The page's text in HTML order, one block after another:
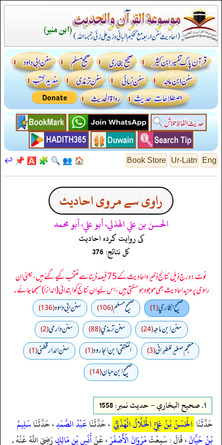
Eng
Ur-Latn
Book Store
🏠
👥
🔍
🧩
🅰️
📌
↩️
راوی سے مروی احادیث
الحسن بن علي الهذلي، أبو علي، أبو محمد
کی روایت کردہ احادیث
کل نتائج: 376
نوٹ: درج ذیل نتائج ذخیرہ احادیث کے 75 فیصد ڈیٹا سے منتخب کیے گئے ہیں، یعنی ان
راوی پر مزید احادیث بھی موجود ہو سکتی ہیں، اس لیے ان نتائج کو ابتدائی (اندازاً) سمجھا جائے۔
صحيح البخاري(1) صحيح مسلم(106) سنن ابي داود(136)
سنن ابن ماجه(24) سنن ترمذي(88) سنن دارمي(2)
معجم صغير للطبراني(3) المنتقى ابن الجارود(1) سنن الدارقطني(1)
صحیح ابن حبان(14)
1. صحيح البخاري - حدیث نمبر: 1558
حَدَّثَنَا الْحَسَنُ بْنُ عَلِيٍّ الْخَلَّالُ الْهُذَلِيُّ ، حَدَّثَنَاعَبْدُ الصَّمَدِ، حَدَّثَنَاسَلِيمُ
بْنُ حَيَّانَ، قَالَ : سَمِعْتُمَرْوَانَ الْأَصْفَرَ، عَنْأَنَسِ بْنِ مَالِكٍرَضِيَ اللَّهُ عَنْهُ ,